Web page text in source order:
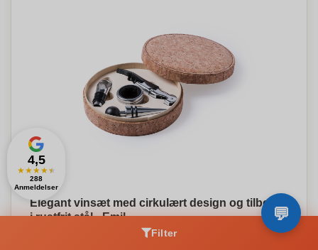
Elegant vinsæt med cirkulært design og tilbehør
i rustfrit stål - Emil
Efter stykke, baseret på % af stykker
Filter
4,5
★★★★★
288
Anmeldelser